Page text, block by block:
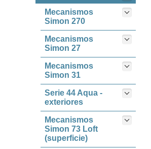
Mecanismos
Simon 270
Mecanismos
Simon 27
Mecanismos
Simon 31
Serie 44 Aqua -
exteriores
Mecanismos
Simon 73 Loft
(superficie)